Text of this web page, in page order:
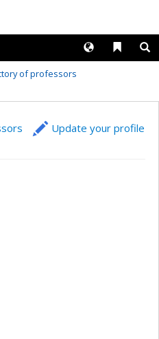
Liens
Langues
of professors
Update your profile